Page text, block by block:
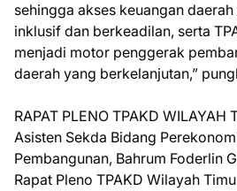
sehingga akses keuangan
inklusif dan berkeadilan, serta
menjadi motor penggerak
daerah yang berkelanjutan,”
RAPAT PLENO TPAKD WILAYAH
Asisten Sekda Bidang
Pembangunan, Bahrum Foderlin
Rapat Pleno TPAKD Wilayah